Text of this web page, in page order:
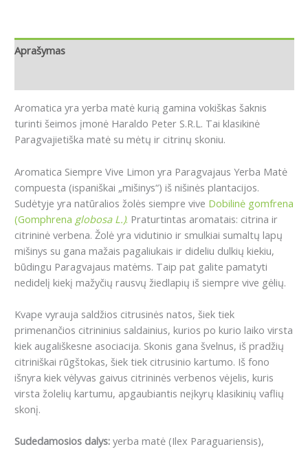
Aprašymas
Aromatica yra yerba matė kurią gamina vokiškas šaknis
turinti šeimos įmonė Haraldo Peter S.R.L. Tai klasikinė
Paragvajietiška matė su mėtų ir citrinų skoniu.
Aromatica Siempre Vive Limon yra Paragvajaus Yerba Matė
compuesta (ispaniškai „mišinys“) iš nišinės plantacijos.
Sudėtyje yra natūralios žolės siempre vive Dobilinė gomfrena
(Gomphrena globosa L.). Praturtintas aromatais: citrina ir
citrininė verbena. Žolė yra vidutinio ir smulkiai sumaltų lapų
mišinys su gana mažais pagaliukais ir dideliu dulkių kiekiu,
būdingu Paragvajaus matėms. Taip pat galite pamatyti
nedidelį kiekį mažyčių rausvų žiedlapių iš siempre vive gėlių.
Kvape vyrauja saldžios citrusinės natos, šiek tiek
primenančios citrininius saldainius, kurios po kurio laiko virsta
kiek augališkesne asociacija. Skonis gana švelnus, iš pradžių
citriniškai rūgštokas, šiek tiek citrusinio kartumo. Iš fono
išnyra kiek vėlyvas gaivus citrininės verbenos vėjelis, kuris
virsta žolelių kartumu, apgaubiantis neįkyrų klasikinių vaflių
skonį.
Sudedamosios dalys: yerba matė (Ilex Paraguariensis),